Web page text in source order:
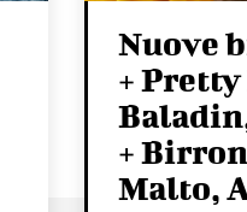
Nuove
+
+
Malto,